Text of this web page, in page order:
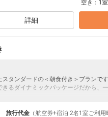
できる3階のバイキングレストラン「
の卵・牛乳をたっぷり染み込ませて毎
山の麓に湧き出る良質な米塚温泉を
空き： 1室
詳細
タンダードの＜朝食付き＞プランです
るダイナミックパッケージだから、
イルが50%貯まります。
旅行代金 （航空券+宿泊 2名1室ご利用